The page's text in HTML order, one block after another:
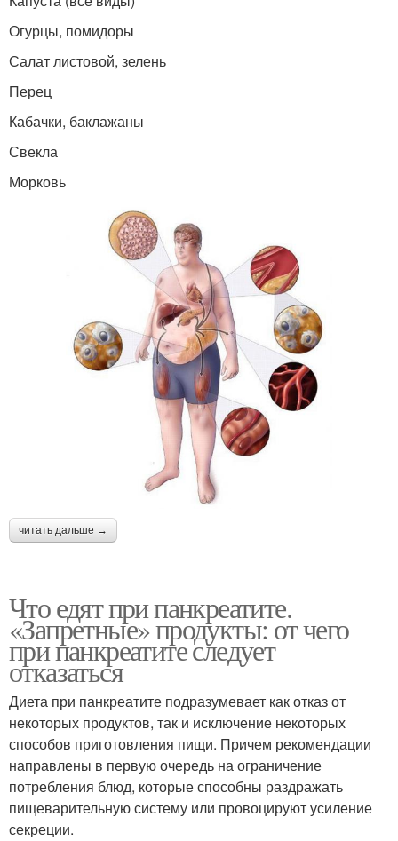
Огурцы, помидоры
Салат листовой, зелень
Перец
Кабачки, баклажаны
Свекла
Морковь
читать дальше →
Что едят при панкреатите.
«Запретные» продукты: от чего
при панкреатите следует
отказаться
Диета при панкреатите подразумевает как отказ от
некоторых продуктов, так и исключение некоторых
способов приготовления пищи. Причем рекомендации
направлены в первую очередь на ограничение
потребления блюд, которые способны раздражать
пищеварительную систему или провоцируют усиление
секреции.